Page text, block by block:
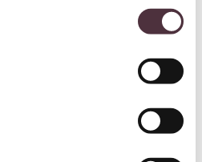
Wandschap Round set van 3 /